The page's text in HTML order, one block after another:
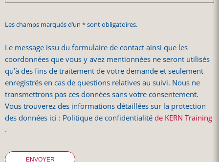
Les champs marqués d’un * sont obligatoires.
Le message issu du formulaire de contact ainsi que les
coordonnées que vous y avez mentionnées ne seront utilisés
qu’à des fins de traitement de votre demande et seulement
enregistrés en cas de questions relatives au suivi. Nous ne
transmettrons pas ces données sans votre consentement.
Vous trouverez des informations détaillées sur la protection
des données ici : Politique de confidentialitéde KERN Training
.